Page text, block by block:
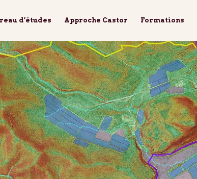
d’études Approche Castor Formations